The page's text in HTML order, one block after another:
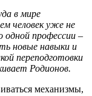
в мире
человек уже не
профессии –
новые навыки и
переподготовки
Родионов.
механизмы,